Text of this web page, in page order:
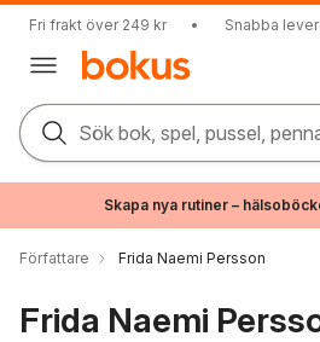
Fri frakt över 249 kr • Snabba
Sök bok, spel, pussel,
Skapa nya rutiner –
Författare Frida Naemi Persson
Frida Naemi